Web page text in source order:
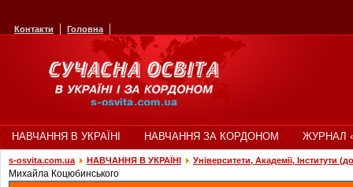
Контакти Головна
НАВЧАННЯ В УКРАЇНІ НАВЧАННЯ ЗА КОРДОНОМ ЖУРНАЛ
s-osvita.com.ua НАВЧАННЯ В УКРАЇНІ Університети, Академії, Інститути
Михайла Коцюбинського